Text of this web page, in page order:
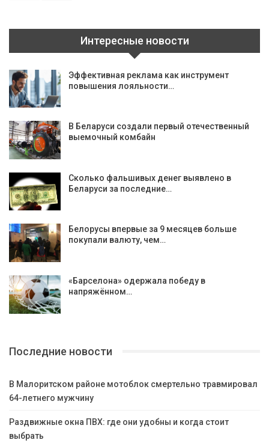
Интересные новости
Эффективная реклама как инструмент
повышения лояльности…
В Беларуси создали первый отечественный
выемочный комбайн
Сколько фальшивых денег выявлено в
Беларуси за последние…
Белорусы впервые за 9 месяцев больше
покупали валюту, чем…
«Барселона» одержала победу в
напряжённом…
Последние новости
В Малоритском районе мотоблок смертельно травмировал
64-летнего мужчину
Раздвижные окна ПВХ: где они удобны и когда стоит
выбрать